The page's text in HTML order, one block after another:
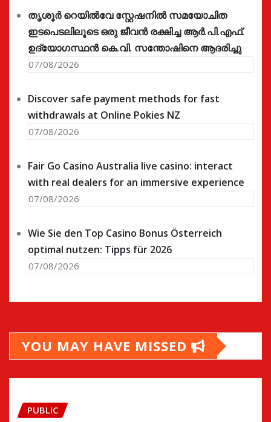
തൃശൂർ റെയിൽവേ സ്റ്റേഷനിൽ സമയോചിത
ഇടപെടലിലൂടെ ഒരു ജീവൻ രക്ഷിച്ച ആർ.പി.എഫ്.
ഉദ്യോഗസ്ഥൻ കെ.വി. സന്തോഷിനെ ആദരിച്ചു
07/08/2026
Discover safe payment methods for fast
withdrawals at Online Pokies NZ
07/08/2026
Fair Go Casino Australia live casino: interact
with real dealers for an immersive experience
07/08/2026
Wie Sie den Top Casino Bonus Österreich
optimal nutzen: Tipps für 2026
07/08/2026
YOU MAY HAVE MISSED
PUBLIC